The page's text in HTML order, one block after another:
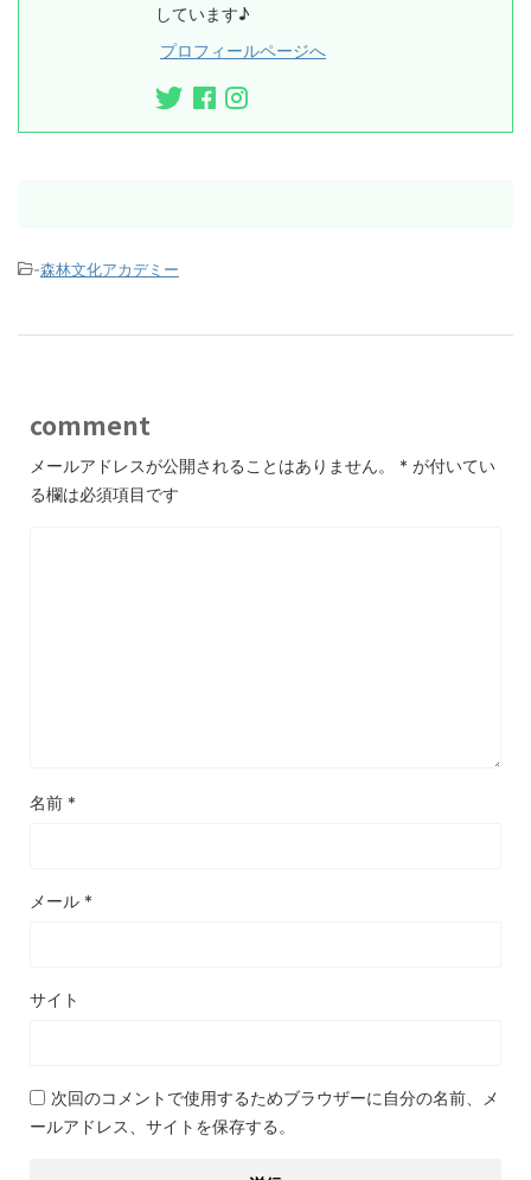
しています♪
プロフィールページへ
-森林文化アカデミー
comment
メールアドレスが公開されることはありません。 * が付いてい
る欄は必須項目です
名前 *
メール *
サイト
次回のコメントで使用するためブラウザーに自分の名前、メ
ールアドレス、サイトを保存する。